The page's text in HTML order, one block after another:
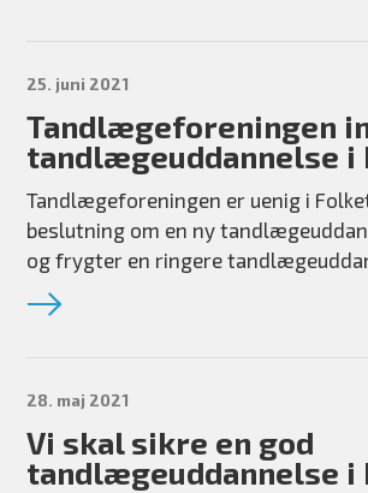
25. juni 2021
Tandlægeforeningen
tandlægeuddannelse i
Tandlægeforeningen er uenig i
beslutning om en ny
og frygter en ringere
28. maj 2021
Vi skal sikre en god
tandlægeuddannelse i